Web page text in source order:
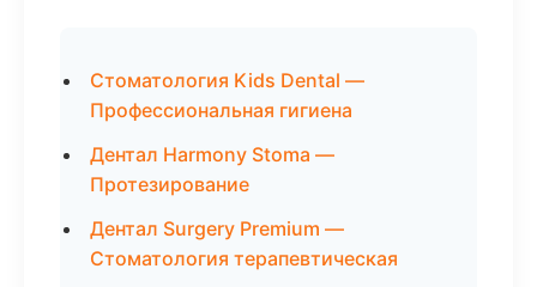
Стоматология Kids Dental —
Профессиональная гигиена
Дентал Harmony Stoma —
Протезирование
Дентал Surgery Premium —
Стоматология терапевтическая